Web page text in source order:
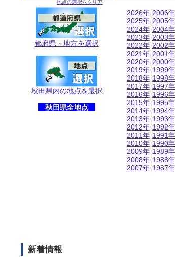
地点の選択をクリア
都府県・地方を選択
秋田県内の地点を選択
秋田県全地点
2026年
2025年
2024年
2023年
2022年
2021年
2020年
2019年
2018年
2017年
2016年
2015年
2014年
2013年
2012年
2011年
2010年
2009年
2008年
2007年
2006年
2005年
2004年
2003年
2002年
2001年
2000年
1999年
1998年
1997年
1996年
1995年
1994年
1993年
1992年
1991年
1990年
1989年
1988年
1987年
新着情報